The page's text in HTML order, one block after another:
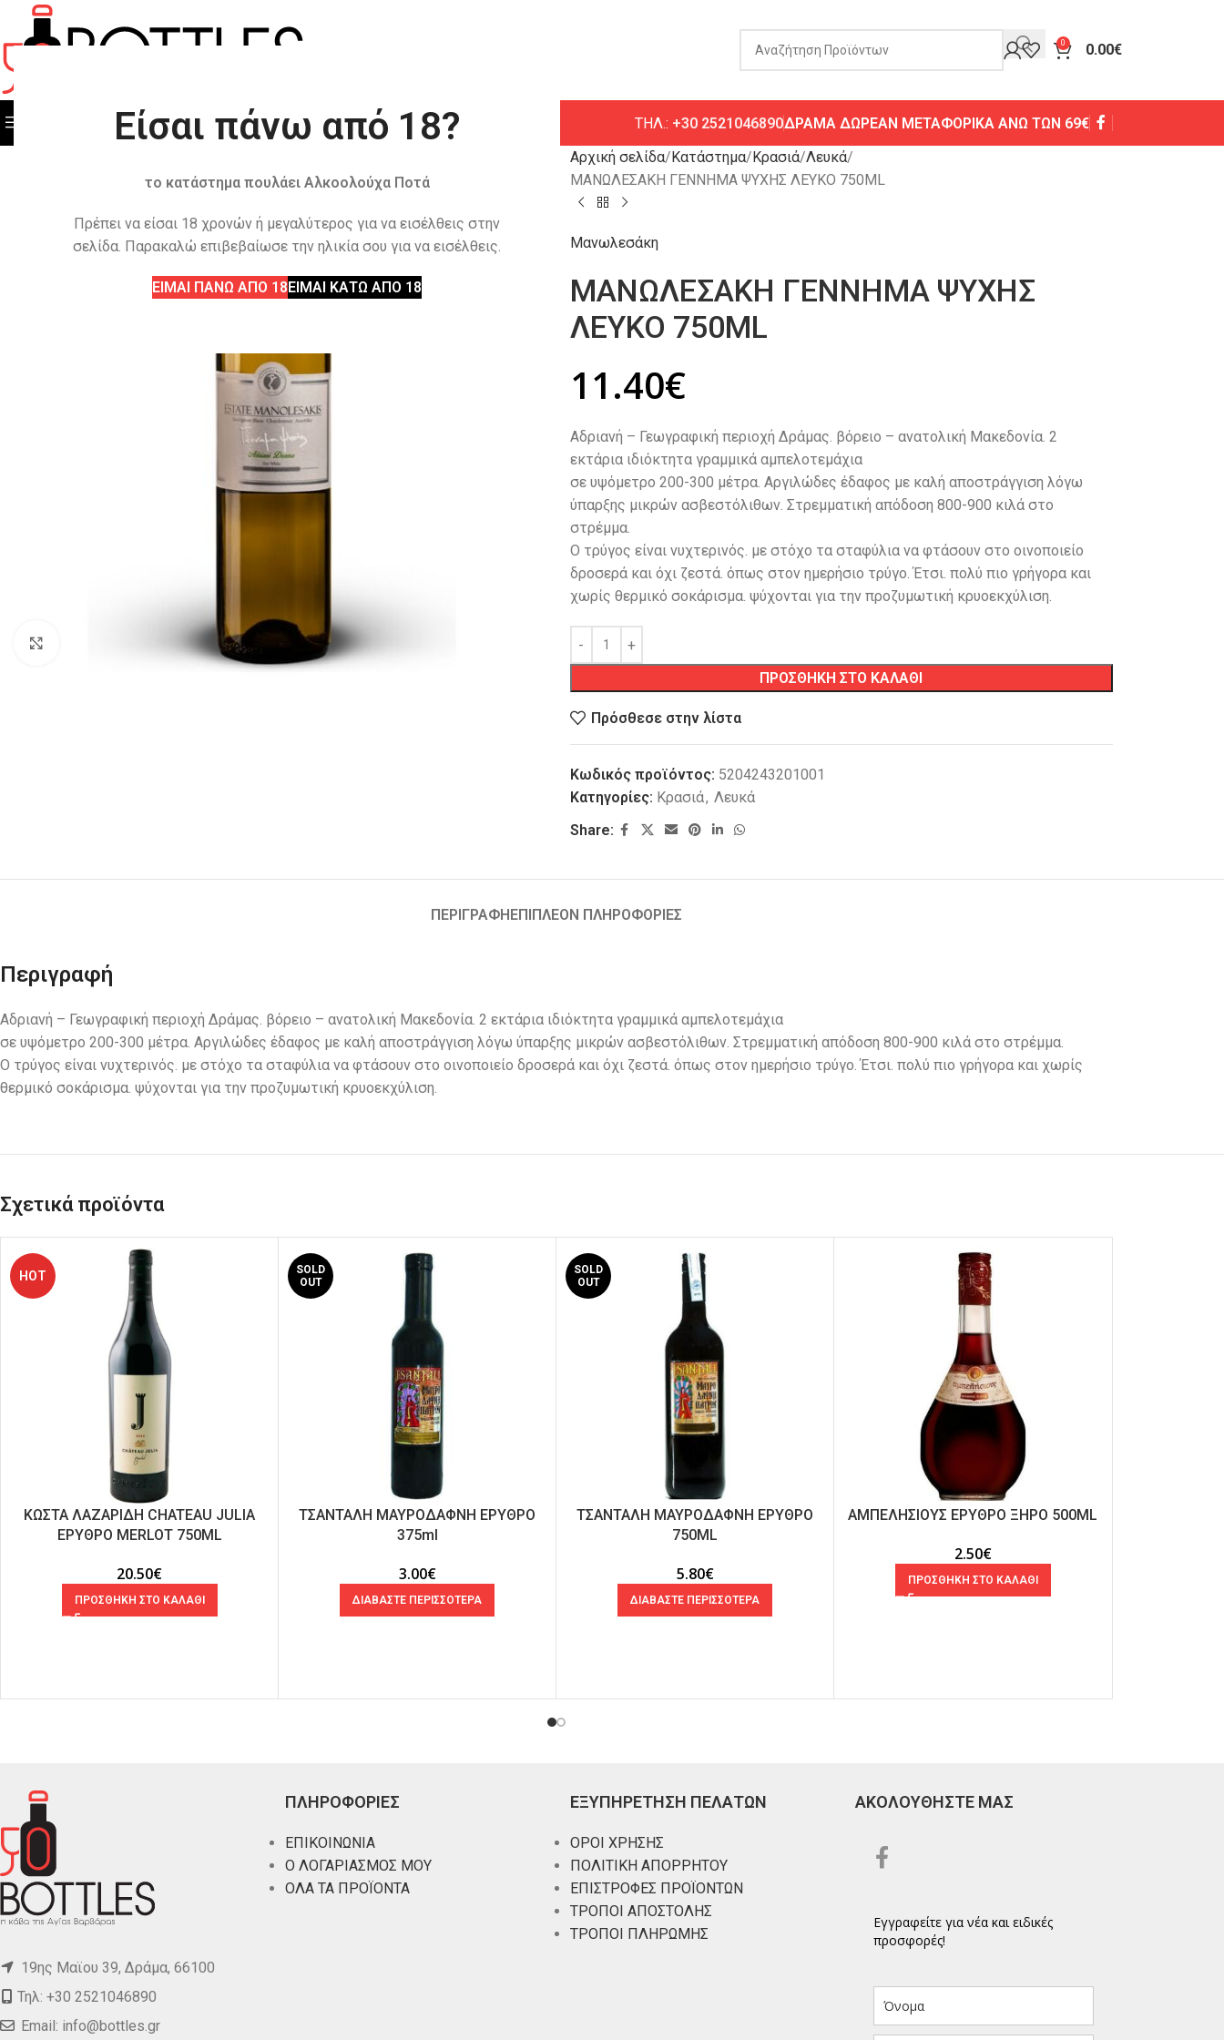
Είσαι πάνω από 18?
το κατάστημα πουλάει Αλκοολούχα Ποτά
Πρέπει να είσαι 18 χρονών ή μεγαλύτερος για να εισέλθεις στην
σελίδα. Παρακαλώ επιβεβαίωσε την ηλικία σου για να εισέλθεις.
ΕΙΜΑΙ ΠΑΝΩ ΑΠΟ 18ΕΙΜΑΙ ΚΑΤΩ ΑΠΟ 18
0 0.00€
ΟΛΕΣ ΟΙ ΚΑΤΗΓΟΡΙΕΣ ΟΛΑ ΤΑ ΠΡΟΙΟΝΤΑ ΤΗΛ.: +30 2521046890ΔΡΑΜΑ ΔΩΡΕΑΝ ΜΕΤΑΦΟΡΙΚΑ ΑΝΩ ΤΩΝ 69€
Αρχική σελίδα Κατάστημα Κρασιά Λευκά
ΜΑΝΩΛΕΣΑΚΗ ΓΕΝΝΗΜΑ ΨΥΧΗΣ ΛΕΥΚΟ 750ML
Μανωλεσάκη
ΜΑΝΩΛΕΣΑΚΗ ΓΕΝΝΗΜΑ ΨΥΧΗΣ
ΛΕΥΚΟ 750ML
11.40€
Αδριανή – Γεωγραφική περιοχή Δράμας. βόρειο – ανατολική Μακεδονία. 2
εκτάρια ιδιόκτητα γραμμικά αμπελοτεμάχια
σε υψόμετρο 200-300 μέτρα. Αργιλώδες έδαφος με καλή αποστράγγιση λόγω
ύπαρξης μικρών ασβεστόλιθων. Στρεμματική απόδοση 800-900 κιλά στο
στρέμμα.
Ο τρύγος είναι νυχτερινός. με στόχο τα σταφύλια να φτάσουν στο οινοποιείο
δροσερά και όχι ζεστά. όπως στον ημερήσιο τρύγο. Έτσι. πολύ πιο γρήγορα και
χωρίς θερμικό σοκάρισμα. ψύχονται για την προζυμωτική κρυοεκχύλιση.
ΠΡΟΣΘΗΚΗ ΣΤΟ ΚΑΛΑΘΙ
Πρόσθεσε στην λίστα
Κωδικός προϊόντος: 5204243201001
Κατηγορίες: Κρασιά, Λευκά
Share:
ΠΕΡΙΓΡΑΦΗΕΠΙΠΛΕΟΝ ΠΛΗΡΟΦΟΡΙΕΣ
Περιγραφή
Αδριανή – Γεωγραφική περιοχή Δράμας. βόρειο – ανατολική Μακεδονία. 2 εκτάρια ιδιόκτητα γραμμικά αμπελοτεμάχια
σε υψόμετρο 200-300 μέτρα. Αργιλώδες έδαφος με καλή αποστράγγιση λόγω ύπαρξης μικρών ασβεστόλιθων. Στρεμματική απόδοση 800-900 κιλά στο στρέμμα.
Ο τρύγος είναι νυχτερινός. με στόχο τα σταφύλια να φτάσουν στο οινοποιείο δροσερά και όχι ζεστά. όπως στον ημερήσιο τρύγο. Έτσι. πολύ πιο γρήγορα και χωρίς
θερμικό σοκάρισμα. ψύχονται για την προζυμωτική κρυοεκχύλιση.
Σχετικά προϊόντα
HOT
ΚΩΣΤΑ ΛΑΖΑΡΙΔΗ CHATEAU JULIA
ΕΡΥΘΡΟ MERLOT 750ML
20.50€
ΠΡΟΣΘΗΚΗ ΣΤΟ ΚΑΛΑΘΙ
SOLD
OUT
ΤΣΑΝΤΑΛΗ ΜΑΥΡΟΔΑΦΝΗ ΕΡΥΘΡΟ
375ml
3.00€
ΔΙΑΒΑΣΤΕ ΠΕΡΙΣΣΟΤΕΡΑ
SOLD
OUT
ΤΣΑΝΤΑΛΗ ΜΑΥΡΟΔΑΦΝΗ ΕΡΥΘΡΟ
750ML
5.80€
ΔΙΑΒΑΣΤΕ ΠΕΡΙΣΣΟΤΕΡΑ
ΑΜΠΕΛΗΣΙΟΥΣ ΕΡΥΘΡΟ ΞΗΡΟ 500ML
2.50€
ΠΡΟΣΘΗΚΗ ΣΤΟ ΚΑΛΑΘΙ
19ης Μαϊου 39, Δράμα, 66100
Τηλ: +30 2521046890
Email: info@bottles.gr
ΠΛΗΡΟΦΟΡΙΕΣ
ΕΠΙΚΟΙΝΩΝΙΑ
Ο ΛΟΓΑΡΙΑΣΜΟΣ ΜΟΥ
ΟΛΑ ΤΑ ΠΡΟΪΟΝΤΑ
ΕΞΥΠΗΡΕΤΗΣΗ ΠΕΛΑΤΩΝ
ΟΡΟΙ ΧΡΗΣΗΣ
ΠΟΛΙΤΙΚΗ ΑΠΟΡΡΗΤΟΥ
ΕΠΙΣΤΡΟΦΕΣ ΠΡΟΪΟΝΤΩΝ
ΤΡΟΠΟΙ ΑΠΟΣΤΟΛΗΣ
ΤΡΟΠΟΙ ΠΛΗΡΩΜΗΣ
ΑΚΟΛΟΥΘΗΣΤΕ ΜΑΣ
Εγγραφείτε για νέα και ειδικές
προσφορές!